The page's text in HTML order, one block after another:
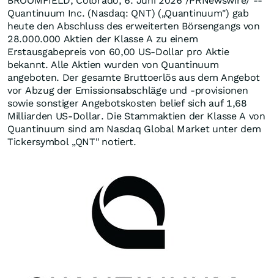
Quantinuum Inc. (Nasdaq: QNT) („Quantinuum") gab
heute den Abschluss des erweiterten Börsengangs von
28.000.000 Aktien der Klasse A zu einem
Erstausgabepreis von 60,00 US-Dollar pro Aktie
bekannt. Alle Aktien wurden von Quantinuum
angeboten. Der gesamte Bruttoerlös aus dem Angebot
vor Abzug der Emissionsabschläge und -provisionen
sowie sonstiger Angebotskosten belief sich auf 1,68
Milliarden US-Dollar. Die Stammaktien der Klasse A von
Quantinuum sind am Nasdaq Global Market unter dem
Tickersymbol „QNT" notiert.